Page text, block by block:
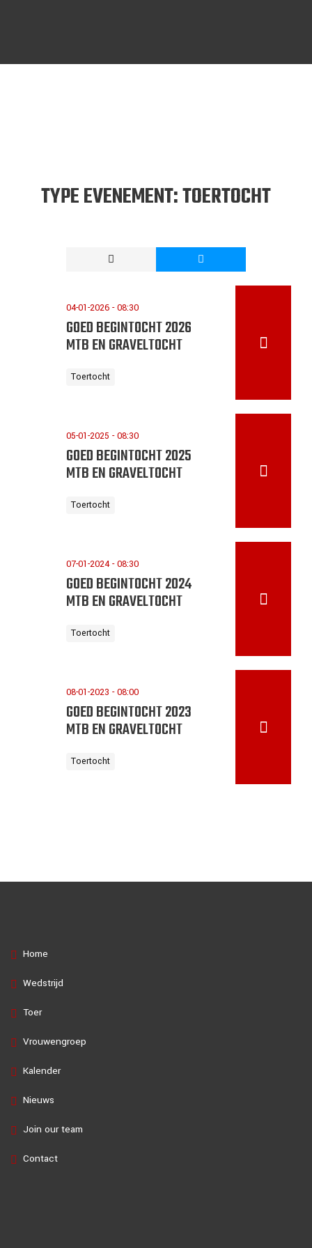
TYPE EVENEMENT:TOERTOCHT
04-01-2026 - 08:30
GOED BEGINTOCHT 2026
MTB EN GRAVELTOCHT
Toertocht
05-01-2025 - 08:30
GOED BEGINTOCHT 2025
MTB EN GRAVELTOCHT
Toertocht
07-01-2024 - 08:30
GOED BEGINTOCHT 2024
MTB EN GRAVELTOCHT
Toertocht
08-01-2023 - 08:00
GOED BEGINTOCHT 2023
MTB EN GRAVELTOCHT
Toertocht
Home
Wedstrijd
Toer
Vrouwengroep
Kalender
Nieuws
Join our team
Contact